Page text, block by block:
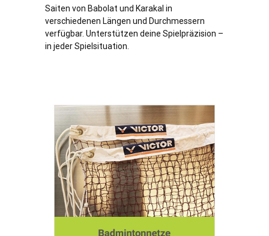
Saiten von Babolat und Karakal in
verschiedenen Längen und Durchmessern
verfügbar. Unterstützen deine Spielpräzision –
in jeder Spielsituation.